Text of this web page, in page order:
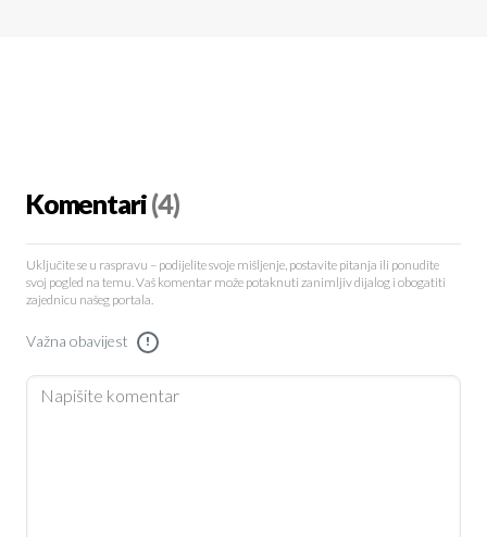
Komentari(4)
Uključite se u raspravu – podijelite svoje mišljenje, postavite pitanja ili ponudite
svoj pogled na temu. Vaš komentar može potaknuti zanimljiv dijalog i obogatiti
zajednicu našeg portala.
Važna obavijest !